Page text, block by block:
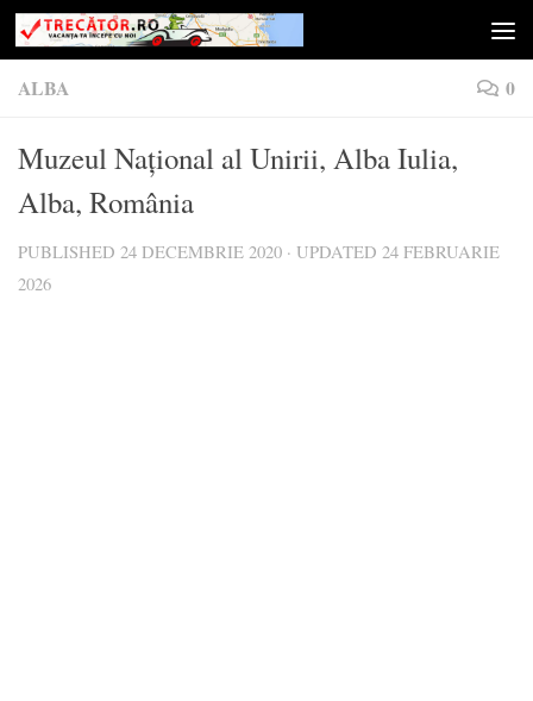
Skip to content
ALBA 0
Muzeul Național al Unirii, Alba Iulia,
Alba, România
PUBLISHED 24 DECEMBRIE 2020 · UPDATED 24 FEBRUARIE
2026